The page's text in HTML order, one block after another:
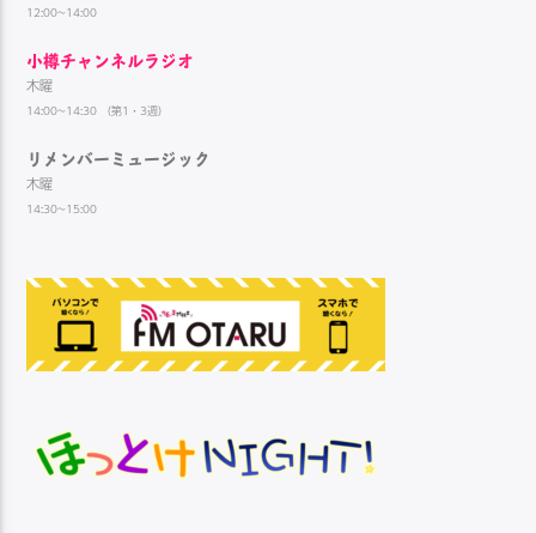
12:00~14:00
小樽チャンネルラジオ
木曜
14:00~14:30 （第1・3週）
リメンバーミュージック
木曜
14:30~15:00